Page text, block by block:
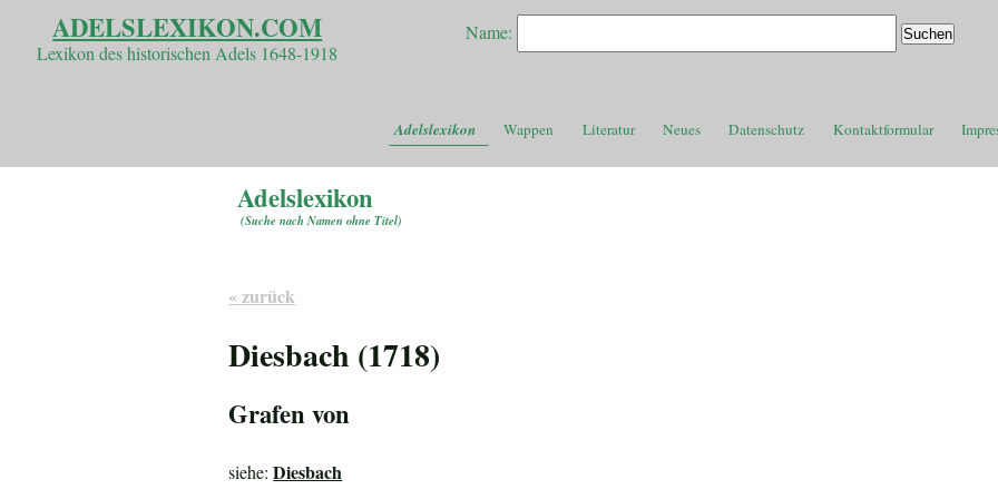
ADELSLEXIKON.COM
Lexikon des historischen Adels 1648-1918
Name:
Adelslexikon Wappen Literatur Neues Datenschutz Kontaktformular
Adelslexikon
(Suche nach Namen ohne Titel)
« zurück
Diesbach (1718)
Grafen von
siehe:Diesbach